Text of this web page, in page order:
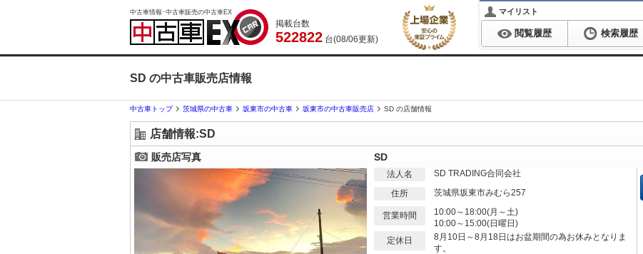
中古車情報･中古車販売の中古車EX
掲載台数
522822 台(08/06更新)
マイリスト
閲覧履歴 検索履歴
SD の中古車販売店情報
中古車トップ 茨城県の中古車 坂東市の中古車 坂東市の中古車販売店 SD の店舗情報
店舗情報:SD
販売店写真 SD
法人名
SD TRADING合同会社
住所
茨城県坂東市みむら257
営業時間
10:00～18:00(月～土)
10:00～15:00(日曜日)
定休日
8月10日～8月18日はお盆期間の為お休みとなりま
す。